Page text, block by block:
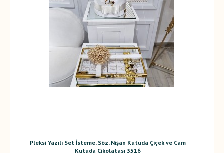
Pleksi Yazılı Set İsteme, Söz, Nişan Kutuda Çiçek ve Cam
Kutuda Çikolatası 3516